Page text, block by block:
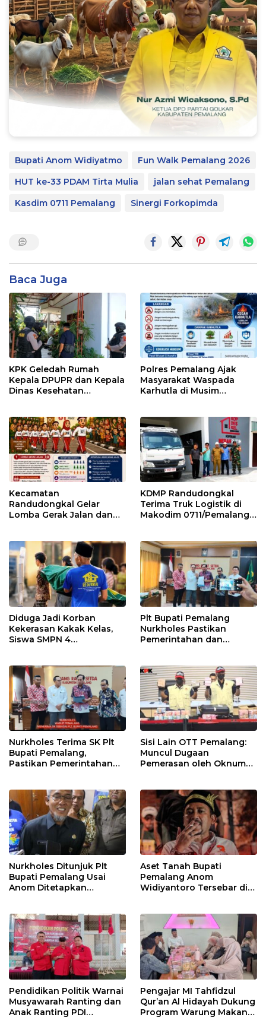
Bupati Anom Widiyatmo
Fun Walk Pemalang 2026
HUT ke-33 PDAM Tirta Mulia
jalan sehat Pemalang
Kasdim 0711 Pemalang
Sinergi Forkopimda
Baca Juga
KPK Geledah Rumah
Kepala DPUPR dan Kepala
Dinas Kesehatan
Polres Pemalang Ajak
Masyarakat Waspada
Karhutla di Musim
Kecamatan
Randudongkal Gelar
Lomba Gerak Jalan dan
KDMP Randudongkal
Terima Truk Logistik di
Makodim 0711/Pemalang
Diduga Jadi Korban
Kekerasan Kakak Kelas,
Siswa SMPN 4
Plt Bupati Pemalang
Nurkholes Pastikan
Pemerintahan dan
Nurkholes Terima SK Plt
Bupati Pemalang,
Pastikan Pemerintahan
Sisi Lain OTT Pemalang:
Muncul Dugaan
Pemerasan oleh Oknum
Nurkholes Ditunjuk Plt
Bupati Pemalang Usai
Anom Ditetapkan
Aset Tanah Bupati
Pemalang Anom
Widiyantoro Tersebar di
Pendidikan Politik Warnai
Musyawarah Ranting dan
Anak Ranting PDI
Pengajar MI Tahfidzul
Qur’an Al Hidayah Dukung
Program Warung Makan